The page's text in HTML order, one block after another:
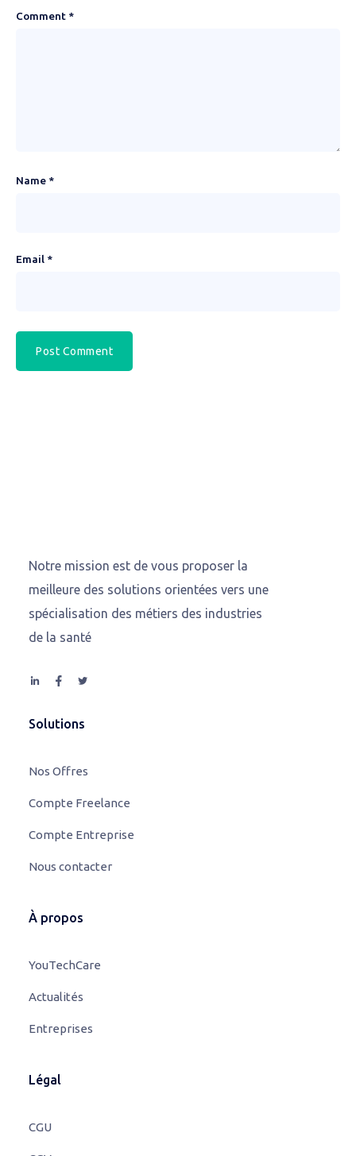
Comment *
Name *
Email *
Notre mission est de vous proposer la
meilleure des solutions orientées vers une
spécialisation des métiers des industries
de la santé
Solutions
Nos Offres
Compte Freelance
Compte Entreprise
Nous contacter
À propos
YouTechCare
Actualités
Entreprises
Légal
CGU